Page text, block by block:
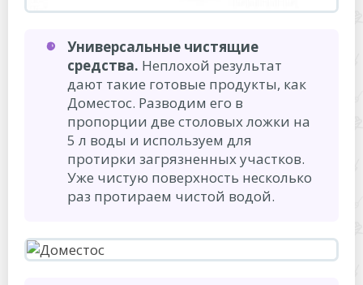
Универсальные чистящие
средства. Неплохой результат
дают такие готовые продукты, как
Доместос. Разводим его в
пропорции две столовых ложки на
5 л воды и используем для
протирки загрязненных участков.
Уже чистую поверхность несколько
раз протираем чистой водой.